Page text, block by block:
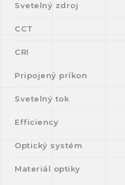
Svetelný zdroj
CCT
CRI
Pripojený príkon
Svetelný tok
Efficiency
Optický systém
Materiál optiky